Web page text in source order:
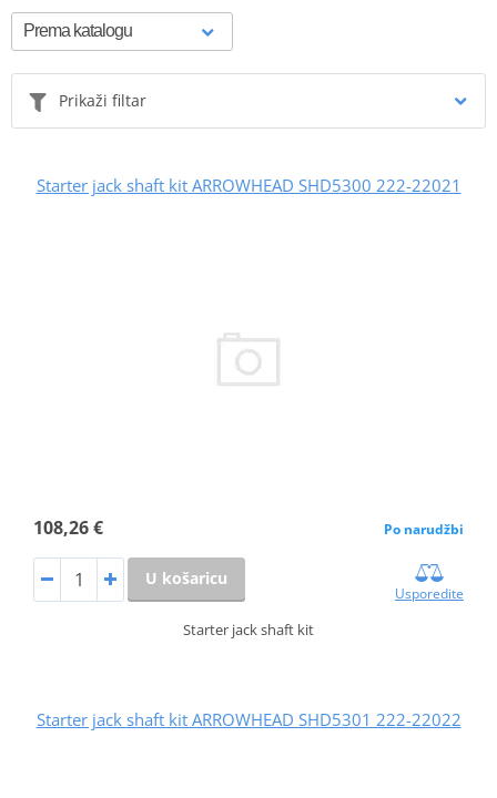
Prikaži filtar
Starter jack shaft kit ARROWHEAD SHD5300 222-22021
108,26 € Po narudžbi
U košaricu
Usporedite
Starter jack shaft kit
Starter jack shaft kit ARROWHEAD SHD5301 222-22022